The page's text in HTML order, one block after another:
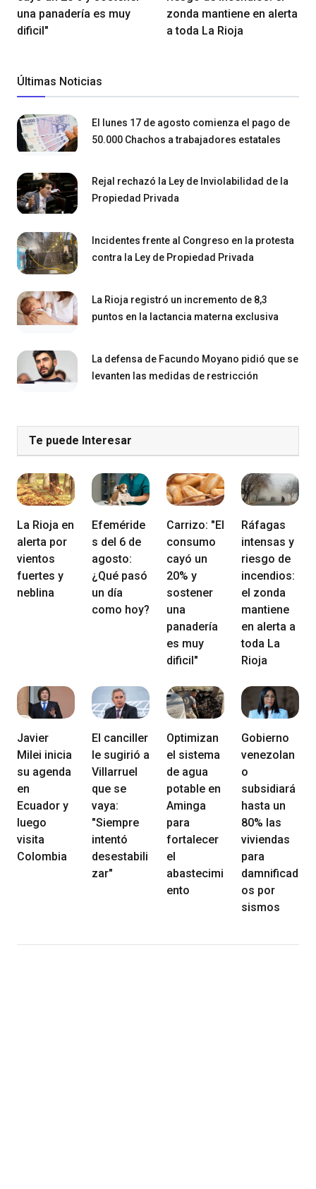
una panadería es muy
dificil"
zonda mantiene en alerta
a toda La Rioja
Últimas Noticias
El lunes 17 de agosto comienza el pago de
50.000 Chachos a trabajadores estatales
Rejal rechazó la Ley de Inviolabilidad de la
Propiedad Privada
Incidentes frente al Congreso en la protesta
contra la Ley de Propiedad Privada
La Rioja registró un incremento de 8,3
puntos en la lactancia materna exclusiva
La defensa de Facundo Moyano pidió que se
levanten las medidas de restricción
Te puede Interesar
La Rioja en
alerta por
vientos
fuertes y
neblina
Efeméride
s del 6 de
agosto:
¿Qué pasó
un día
como hoy?
Carrizo: "El
consumo
cayó un
20% y
sostener
una
panadería
es muy
dificil"
Ráfagas
intensas y
riesgo de
incendios:
el zonda
mantiene
en alerta a
toda La
Rioja
Javier
Milei inicia
su agenda
en
Ecuador y
luego
visita
Colombia
El canciller
le sugirió a
Villarruel
que se
vaya:
"Siempre
intentó
desestabili
zar"
Optimizan
el sistema
de agua
potable en
Aminga
para
fortalecer
el
abastecimi
ento
Gobierno
venezolan
o
subsidiará
hasta un
80% las
viviendas
para
damnificad
os por
sismos